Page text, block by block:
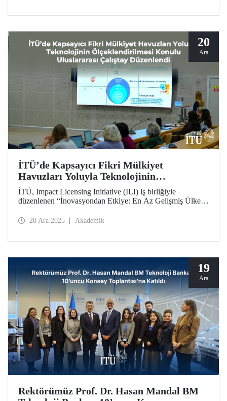
20
Ara
İTÜ’de Kapsayıcı Fikri Mülkiyet
Havuzları Yoluyla Teknolojinin
Ölçeklendirilmesi Konulu Uluslararası
Çalıştay Düzenlendi
İTÜ, Impact Licensing Initiative (ILI) iş birliğiyle
düzenlenen “İnovasyondan Etkiye: En Az Gelişmiş Ülkeler
Havuzları Yoluyla Teknolojilerin Ölçeklendirilmesi”
20 Ara 2025 Akademik
19
Ara
Rektörümüz Prof. Dr. Hasan Mandal BM